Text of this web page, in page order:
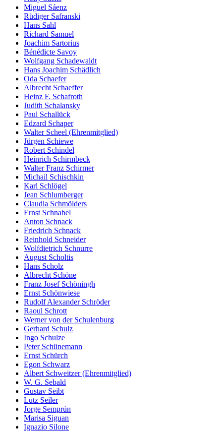
Miguel Sáenz
Rüdiger Safranski
Hans Sahl
Richard Samuel
Joachim Sartorius
Bénédicte Savoy
Wolfgang Schadewaldt
Hans Joachim Schädlich
Oda Schaefer
Albrecht Schaeffer
Heinz F. Schafroth
Judith Schalansky
Paul Schallück
Edzard Schaper
Walter Scheel (Ehrenmitglied)
Jürgen Schiewe
Robert Schindel
Heinrich Schirmbeck
Walter Franz Schirmer
Michail Schischkin
Karl Schlögel
Jean Schlumberger
Claudia Schmölders
Ernst Schnabel
Anton Schnack
Friedrich Schnack
Reinhold Schneider
Wolfdietrich Schnurre
August Scholtis
Hans Scholz
Albrecht Schöne
Franz Josef Schöningh
Ernst Schönwiese
Rudolf Alexander Schröder
Raoul Schrott
Werner von der Schulenburg
Gerhard Schulz
Ingo Schulze
Peter Schünemann
Ernst Schürch
Egon Schwarz
Albert Schweitzer (Ehrenmitglied)
W. G. Sebald
Gustav Seibt
Lutz Seiler
Jorge Semprún
Marisa Siguan
Ignazio Silone